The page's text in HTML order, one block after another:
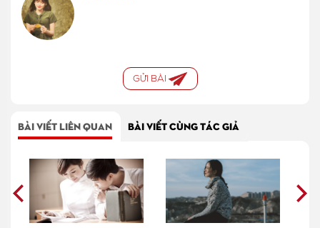
GỬI BÀI
BÀI VIẾT LIÊN QUAN BÀI VIẾT CÙNG TÁC GIẢ